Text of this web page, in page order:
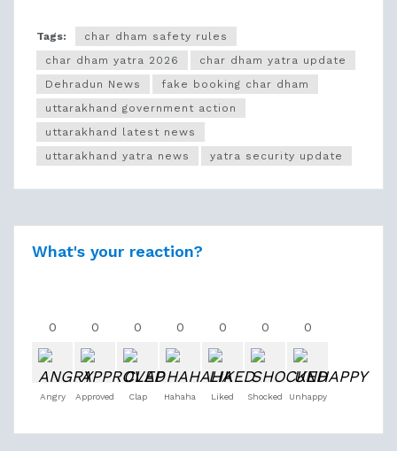
Tags:
char dham safety rules
char dham yatra 2026
char dham yatra update
Dehradun News
fake booking char dham
uttarakhand government action
uttarakhand latest news
uttarakhand yatra news
yatra security update
What's your reaction?
0
Angry
0
Approved
0
Clap
0
Hahaha
0
Liked
0
Shocked
0
Unhappy